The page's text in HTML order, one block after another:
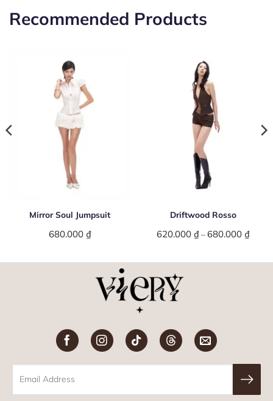
Recommended Products
Mirror Soul Jumpsuit
680.000 ₫
Driftwood Rosso
620.000 ₫–680.000 ₫Price